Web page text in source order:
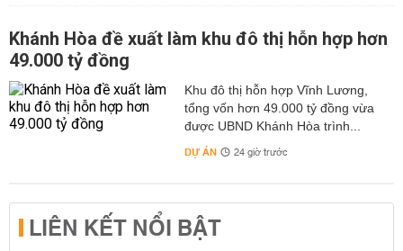
Khánh Hòa đề xuất làm khu đô thị hỗn hợp hơn
49.000 tỷ đồng
Khu đô thị hỗn hợp Vĩnh Lương,
tổng vốn hơn 49.000 tỷ đồng vừa
được UBND Khánh Hòa trình...
DỰ ÁN 24 giờ trước
LIÊN KẾT NỔI BẬT